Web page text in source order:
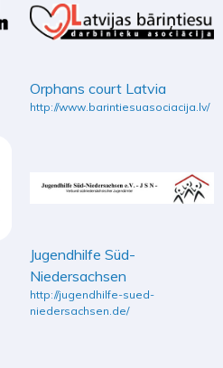
Orphans court Latvia
http://www.barintiesuasociacija.lv/
Jugendhilfe Süd-
Niedersachsen
http://jugendhilfe-sued-
niedersachsen.de/